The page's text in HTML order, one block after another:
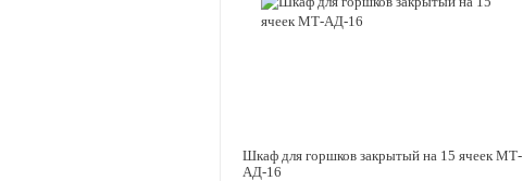
Шкаф для горшков закрытый на 15 ячеек МТ-
АД-16